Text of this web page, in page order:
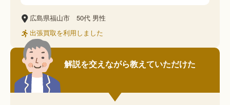
広島県福山市 50代 男性
出張買取を利用しました
解説を交えながら教えていただけた